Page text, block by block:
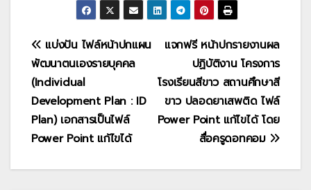
แนะแนว
เรื่อง
แจกฟรี หน้าปกรายงานผล
ปฏิบัติงาน โครงการ
โรงเรียนสีขาว สถานศึกษาสี
ขาว ปลอดยาเสพติด ไฟล์
Power Point แก้ไขได้ โดย
สื่อครูดอทคอม
แบ่งปัน ไฟล์หน้าปกแผน
พัฒนาตนเองรายบุคคล
(Individual
Development Plan : ID
Plan) เอกสารเป็นไฟล์
Power Point แก้ไขได้